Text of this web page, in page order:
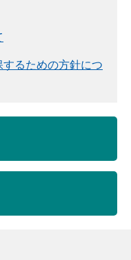
るための方針につ